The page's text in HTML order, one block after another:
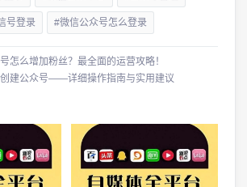
号登录 #微信公众号怎么登录
怎么增加粉丝？最全面的运营攻略！
建公众号——详细操作指南与实用建议